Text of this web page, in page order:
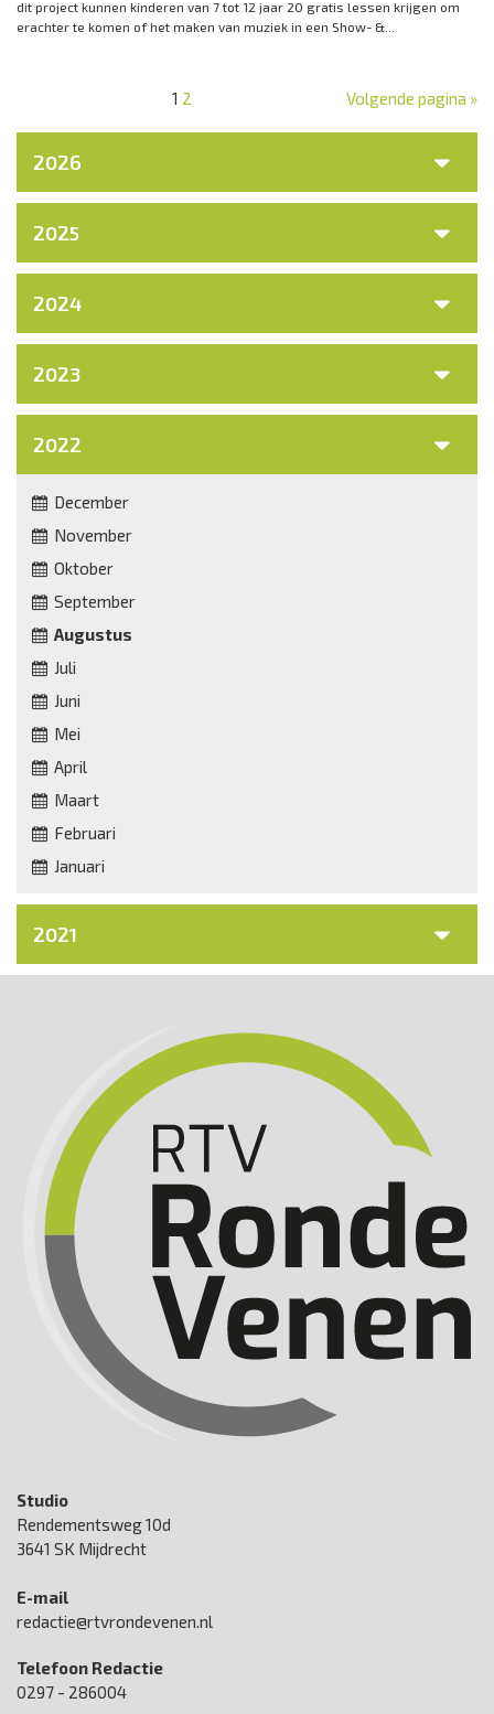
dit project kunnen kinderen van 7 tot 12 jaar 20 gratis lessen krijgen om
erachter te komen of het maken van muziek in een Show- &...
1 2 Volgende pagina »
2026
2025
2024
2023
2022
December
November
Oktober
September
Augustus
Juli
Juni
Mei
April
Maart
Februari
Januari
2021
Studio
Rendementsweg 10d
3641 SK Mijdrecht
E-mail
redactie@rtvrondevenen.nl
Telefoon Redactie
0297 - 286004